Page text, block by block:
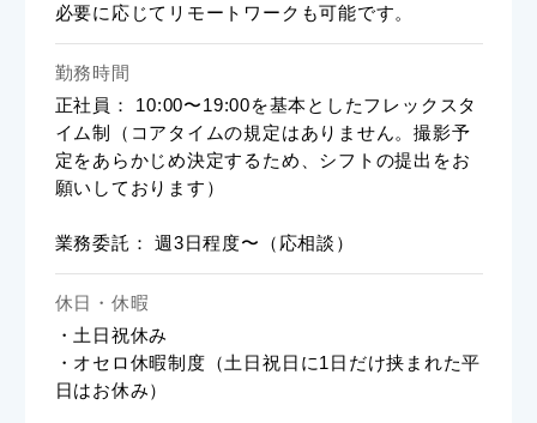
必要に応じてリモートワークも可能です。
勤務時間
正社員： 10:00〜19:00を基本としたフレックスタ
イム制（コアタイムの規定はありません。撮影予
定をあらかじめ決定するため、シフトの提出をお
願いしております）
業務委託： 週3日程度〜（応相談）
休日・休暇
・土日祝休み
・オセロ休暇制度（土日祝日に1日だけ挟まれた平
日はお休み）